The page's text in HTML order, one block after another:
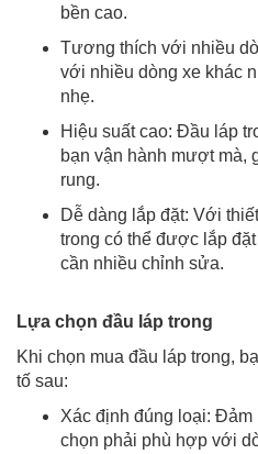
bền cao.
Tương thích với nhiều
với nhiều dòng xe khác
nhẹ.
Hiệu suất cao: Đầu láp
bạn vận hành mượt mà,
rung.
Dễ dàng lắp đặt: Với
trong có thể được lắp
cần nhiều chỉnh sửa.
Lựa chọn đầu láp trong
Khi chọn mua đầu láp trong,
tố sau:
Xác định đúng loại: Đảm
chọn phải phù hợp với